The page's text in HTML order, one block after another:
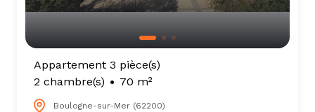
Appartement 3 pièce(s)
2 chambre(s)
70 m²
Boulogne-sur-Mer (62200)